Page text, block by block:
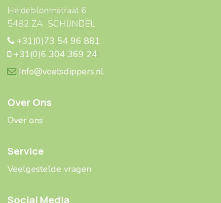
Heidebloemstraat 6
5482 ZA SCHIJNDEL
+31(0)73 54 96 881
+31(0)6 304 369 24
Info@voetsdippers.nl
Over Ons
Over ons
Service
Veelgestelde ​​vragen
Social Media